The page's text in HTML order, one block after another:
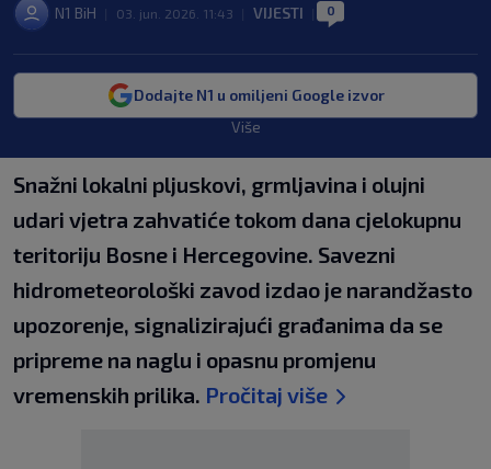
N1 BiH 03. jun. 2026. 11:43 VIJESTI 0
Dodajte N1 u omiljeni Google izvor
Više
Snažni lokalni pljuskovi, grmljavina i olujni
udari vjetra zahvatiće tokom dana cjelokupnu
teritoriju Bosne i Hercegovine. Savezni
hidrometeorološki zavod izdao je narandžasto
upozorenje, signalizirajući građanima da se
pripreme na naglu i opasnu promjenu
vremenskih prilika. Pročitaj više